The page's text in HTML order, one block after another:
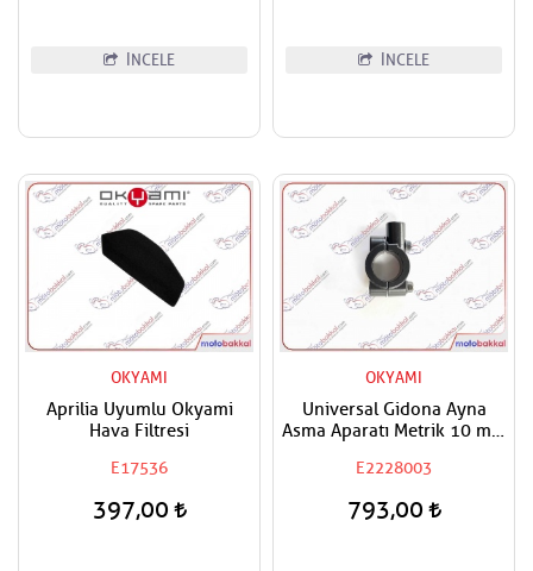
İNCELE İNCELE
OKYAMI
Aprilia Uyumlu Okyami
Hava Filtresi
E17536
397,00
OKYAMI
Universal Gidona Ayna
Asma Aparatı Metrik 10 mm
E2228003
793,00